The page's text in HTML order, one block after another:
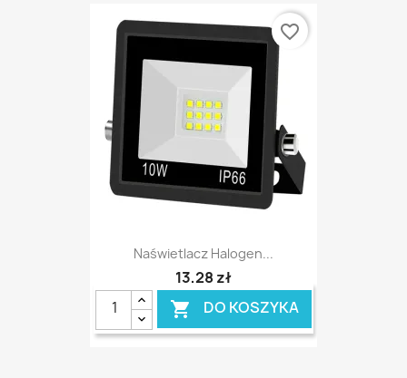
Naświetlacz Halogen...
13,28 zł
 DO KOSZYKA
favorite_border